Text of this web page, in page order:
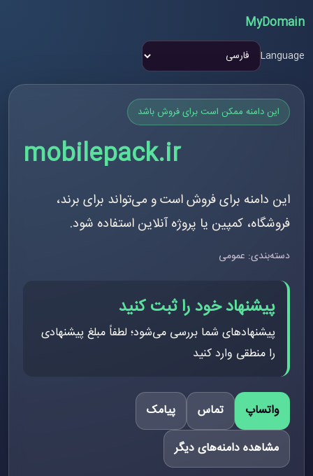
MyDomain
Language
این دامنه ممکن است برای فروش باشد
mobilepack.ir
این دامنه برای فروش است و می‌تواند برای برند،
فروشگاه، کمپین یا پروژه آنلاین استفاده شود.
دسته‌بندی: عمومی
پیشنهاد خود را ثبت کنید
پیشنهادهای شما بررسی می‌شود؛ لطفاً مبلغ پیشنهادی
را منطقی وارد کنید
واتساپ تماس
پیامک
مشاهده دامنه‌های دیگر